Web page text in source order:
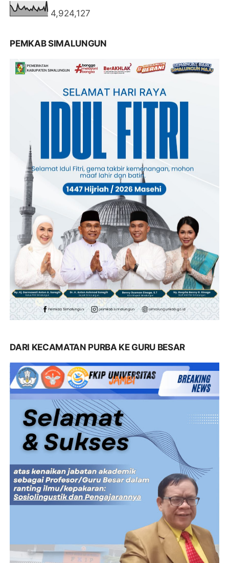
4,924,127
PEMKAB SIMALUNGUN
DARI KECAMATAN PURBA KE GURU BESAR